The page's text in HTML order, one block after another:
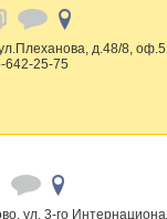
д.48/8,
642-25-75
ул. 3-го